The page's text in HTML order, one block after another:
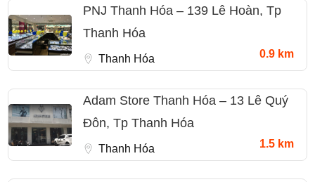
PNJ Thanh Hóa – 139 Lê Hoàn, Tp
Thanh Hóa
Thanh Hóa 0.9 km
Adam Store Thanh Hóa – 13 Lê Quý
Đôn, Tp Thanh Hóa
Thanh Hóa 1.5 km